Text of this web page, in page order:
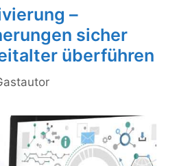
–
sicher
überführen